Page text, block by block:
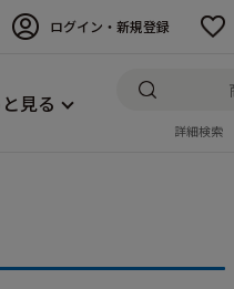
ログイン・新規登録
見る
詳細検索